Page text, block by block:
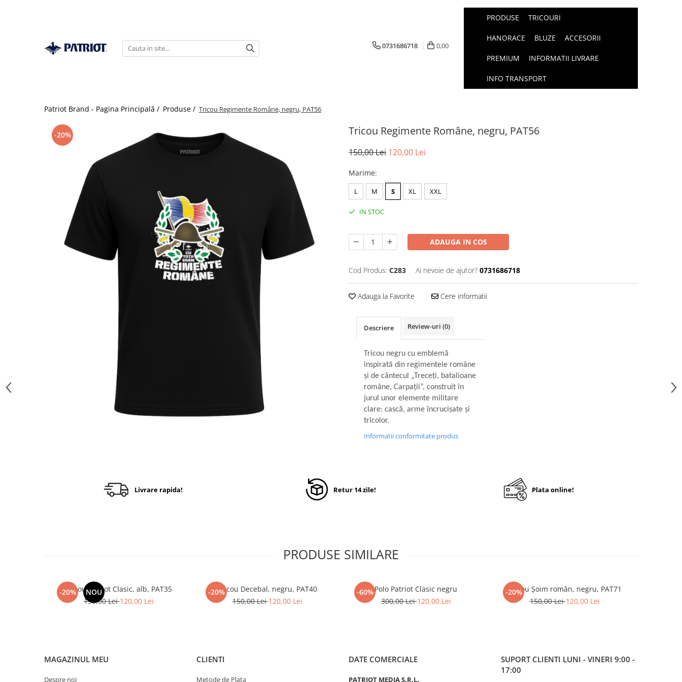
0731686718 0,00
PRODUSE TRICOURI
HANORACE BLUZE ACCESORII
PREMIUM INFORMATII LIVRARE
INFO TRANSPORT
Patriot Brand - Pagina Principală / Produse / Tricou Regimente Române, negru, PAT56
-20% Tricou Regimente Române, negru, PAT56
150,00 Lei 120,00 Lei
Marime:
L M S XL XXL
IN STOC
ADAUGA IN COS
Cod Produs: C283 Ai nevoie de ajutor? 0731686718
Adauga la Favorite Cere informatii
Descriere Review-uri (0)
Tricou negru cu emblemă
inspirată din regimentele române
și de cântecul „Treceți, batalioane
române, Carpații”, construit în
jurul unor elemente militare
clare: cască, arme încrucișate și
tricolor.
Informatii conformitate produs
Livrare rapida! Retur 14 zile! Plata online!
PRODUSE SIMILARE
-20% NOU
Tricou Patriot Clasic, alb, PAT35
150,00 Lei120,00 Lei
-20%Tricou Decebal, negru, PAT40
150,00 Lei120,00 Lei
-60%Polo Patriot Clasic negru
300,00 Lei120,00 Lei
-20%
Tricou Șoim român, negru, PAT71
150,00 Lei120,00 Lei
MAGAZINUL MEU
Despre noi
CLIENTI
Metode de Plata
DATE COMERCIALE
PATRIOT MEDIA S.R.L.
SUPORT CLIENTI LUNI - VINERI 9:00 -
17:00